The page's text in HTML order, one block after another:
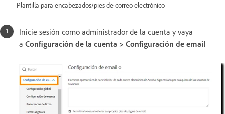
Plantilla para encabezados/pies de correo electrónico
Inicie sesión como administrador de la cuenta y vaya
a Configuración de la cuenta > Configuración de email